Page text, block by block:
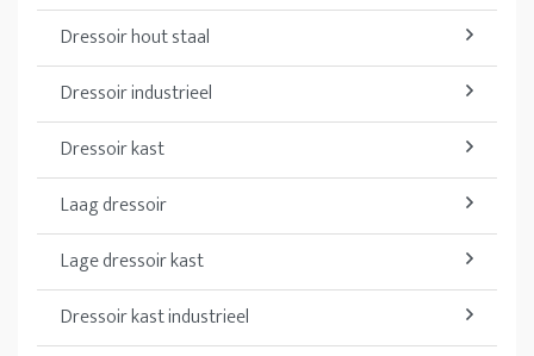
Dressoir hout staal
Dressoir industrieel
Dressoir kast
Laag dressoir
Lage dressoir kast
Dressoir kast industrieel